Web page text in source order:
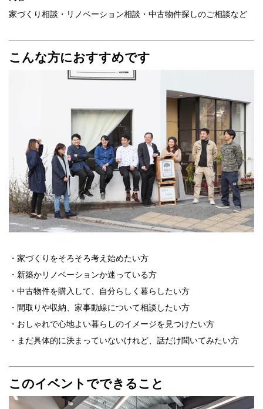
家づくり相談・リノベーション相談・中古物件探しのご相談など
こんな方におすすめです
・家づくりをそろそろ考え始めたい方
・新築かリノベーションか迷っている方
・中古物件を購入して、自分らしく暮らしたい方
・間取りや収納、家事動線について相談したい方
・おしゃれで心地よい暮らしのイメージを見つけたい方
・まだ具体的に決まっていないけれど、話だけ聞いてみたい方
このイベントでできること